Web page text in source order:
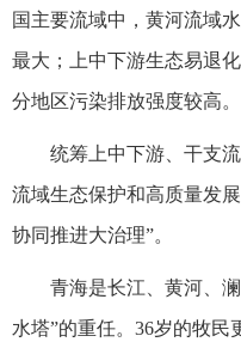
国主要流域中，黄河流域
最大；上中下游生态易退
分地区污染排放强度较高。
统筹上中下游、干支
流域生态保护和高质量发
协同推进大治理”。
青海是长江、黄河、
水塔”的重任。36岁的牧